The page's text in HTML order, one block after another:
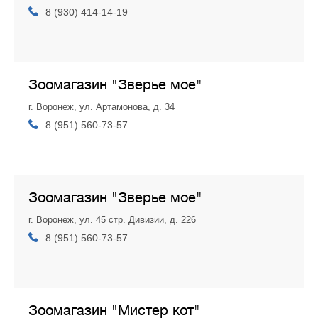
8 (930) 414-14-19
Зоомагазин "Зверье мое"
г. Воронеж, ул. Артамонова, д. 34
8 (951) 560-73-57
Зоомагазин "Зверье мое"
г. Воронеж, ул. 45 стр. Дивизии, д. 226
8 (951) 560-73-57
Зоомагазин "Мистер кот"